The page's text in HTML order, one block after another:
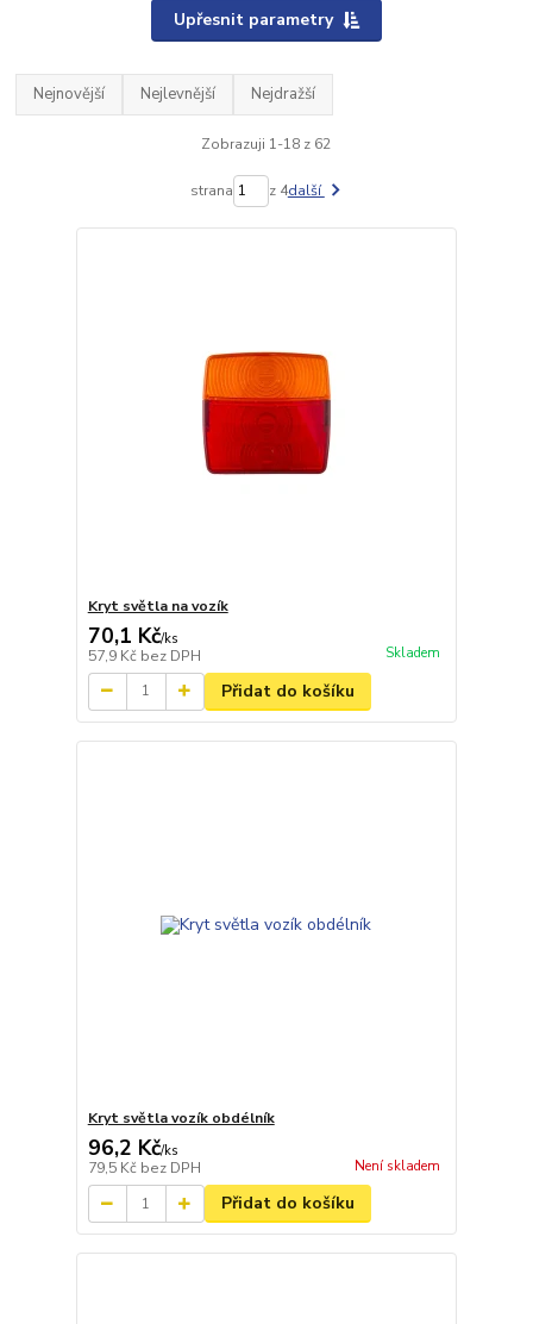
Upřesnit parametry
Nejnovější Nejlevnější Nejdražší
Zobrazuji 1-18 z 62
strana z 4další
Kryt světla na vozík
70,1 Kč/ks
57,9 Kč bez DPH Skladem
Přidat do košíku
Kryt světla vozík obdélník
96,2 Kč/ks
79,5 Kč bez DPH Není skladem
Přidat do košíku